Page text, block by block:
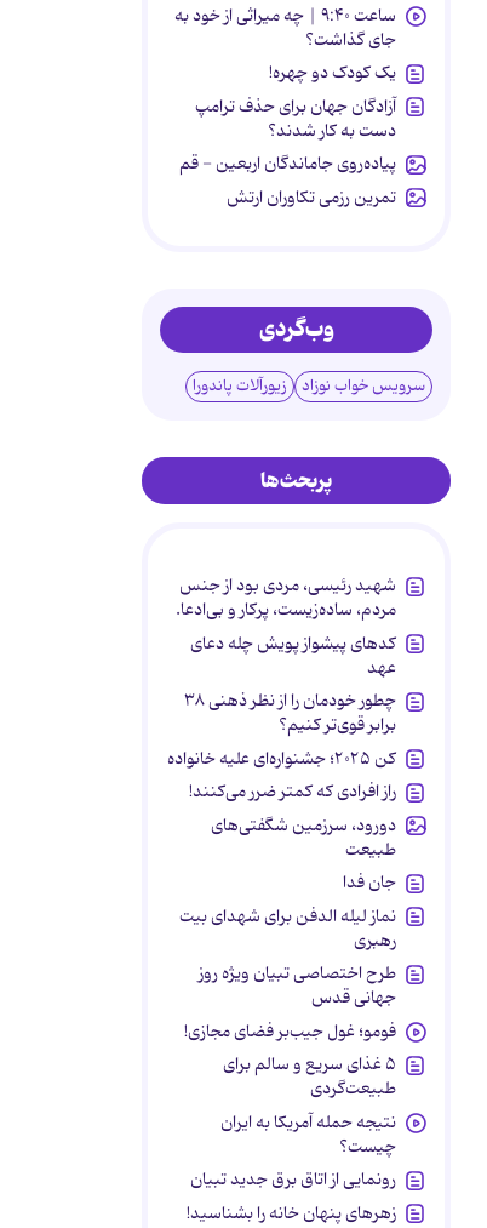
ساعت ۹:۴۰ | چه میراثی از خود به
جای گذاشت؟
یک کودک دو چهره!
آزادگان جهان برای حذف ترامپ
دست به کار شدند؟
پیاده‌روی جاماندگان اربعین - قم
تمرین رزمی تکاوران ارتش
وب‌گردی
سرویس خواب نوزاد زیورآلات پاندورا
پربحث‌ها
شهید رئیسی، مردی بود از جنس
مردم، ساده‌زیست، پرکار و بی‌ادعا.
کدهای پیشواز پویش چله دعای
عهد
چطور خودمان را از نظر ذهنی ۳۸
برابر قوی‌تر کنیم؟
کن ۲۰۲۵؛ جشنواره‌ای علیه خانواده
راز افرادی که کمتر ضرر می‌کنند!
دورود، سرزمین شگفتی‌های
طبیعت
جان فدا
نماز لیله الدفن برای شهدای بیت
رهبری
طرح اختصاصی تبیان ویژه روز
جهانی قدس
فومو؛ غول جیب‌بر فضای مجازی!
۵ غذای سریع و سالم برای
طبیعت‌گردی
نتیجه حمله آمریکا به ایران
چیست؟
رونمایی از اتاق برق جدید تبیان
زهرهای پنهان خانه را بشناسید!